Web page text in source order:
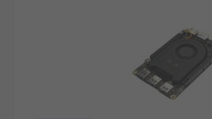
informační a poradenský servis,